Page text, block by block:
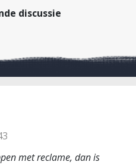
discussie
met reclame, dan is